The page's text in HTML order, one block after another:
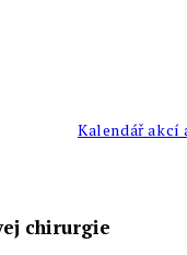
Kalendář akcí
chirurgie